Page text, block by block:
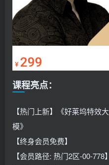
课程亮点：
【热门上新】《好莱坞特
模》
【终身会员免费】
【会员路径: 热门2区-00-778】